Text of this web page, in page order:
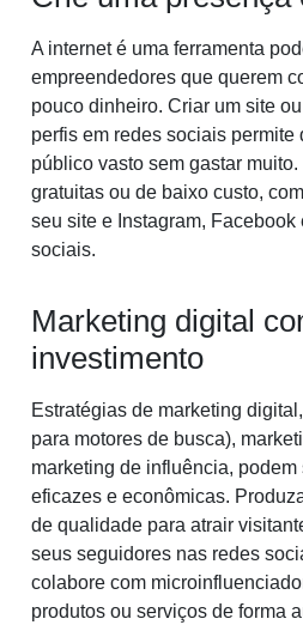
A internet é uma ferramenta
empreendedores que querem
pouco dinheiro. Criar um site
perfis em redes sociais permite
público vasto sem gastar
gratuitas ou de baixo custo,
seu site e Instagram,
sociais.
Marketing digital
investimento
Estratégias de marketing
para motores de busca),
marketing de influência, podem
eficazes e econômicas.
de qualidade para atrair
seus seguidores nas redes
colabore com
produtos ou serviços de forma